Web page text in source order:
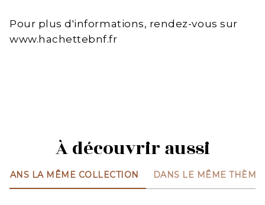
Pour plus d'informations, rendez-vous sur
www.hachettebnf.fr
À découvrir aussi
DANS LA MÊME COLLECTION DANS LE MÊME THÈME